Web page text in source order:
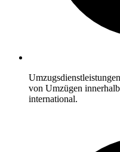
von Umzügen
international.